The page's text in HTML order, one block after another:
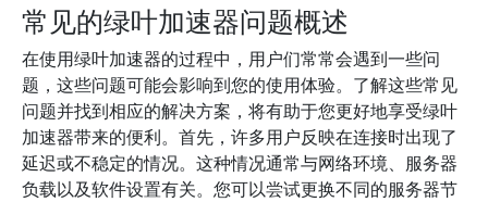
常见的绿叶加速器问题概述
在使用绿叶加速器的过程中，用户们常常会遇到一些问
题，这些问题可能会影响到您的使用体验。了解这些常见
问题并找到相应的解决方案，将有助于您更好地享受绿叶
加速器带来的便利。首先，许多用户反映在连接时出现了
延迟或不稳定的情况。这种情况通常与网络环境、服务器
负载以及软件设置有关。您可以尝试更换不同的服务器节